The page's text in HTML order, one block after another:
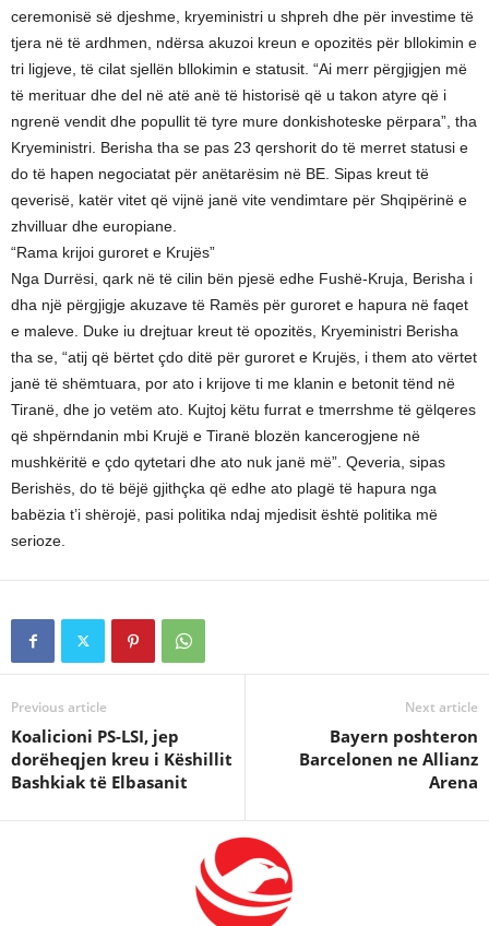
ceremonisë së djeshme, kryeministri u shpreh dhe për investime të
tjera në të ardhmen, ndërsa akuzoi kreun e opozitës për bllokimin e
tri ligjeve, të cilat sjellën bllokimin e statusit. “Ai merr përgjigjen më
të merituar dhe del në atë anë të historisë që u takon atyre që i
ngrenë vendit dhe popullit të tyre mure donkishoteske përpara”, tha
Kryeministri. Berisha tha se pas 23 qershorit do të merret statusi e
do të hapen negociatat për anëtarësim në BE. Sipas kreut të
qeverisë, katër vitet që vijnë janë vite vendimtare për Shqipërinë e
zhvilluar dhe europiane.
“Rama krijoi guroret e Krujës”
Nga Durrësi, qark në të cilin bën pjesë edhe Fushë-Kruja, Berisha i
dha një përgjigje akuzave të Ramës për guroret e hapura në faqet
e maleve. Duke iu drejtuar kreut të opozitës, Kryeministri Berisha
tha se, “atij që bërtet çdo ditë për guroret e Krujës, i them ato vërtet
janë të shëmtuara, por ato i krijove ti me klanin e betonit tënd në
Tiranë, dhe jo vetëm ato. Kujtoj këtu furrat e tmerrshme të gëlqeres
që shpërndanin mbi Krujë e Tiranë blozën kancerogjene në
mushkëritë e çdo qytetari dhe ato nuk janë më”. Qeveria, sipas
Berishës, do të bëjë gjithçka që edhe ato plagë të hapura nga
babëzia t’i shërojë, pasi politika ndaj mjedisit është politika më
serioze.
Previous article
Koalicioni PS-LSI, jep
dorëheqjen kreu i Këshillit
Bashkiak të Elbasanit
Next article
Bayern poshteron
Barcelonen ne Allianz
Arena